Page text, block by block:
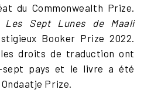
du Commonwealth Prize.
Les Sept Lunes de Maali
Booker Prize 2022.
droits de traduction ont
sept pays et le livre a été
Prize.